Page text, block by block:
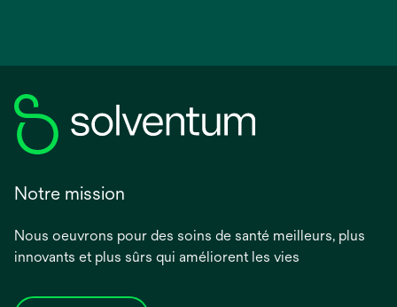
Notre mission
Nous oeuvrons pour des soins de santé meilleurs, plus
innovants et plus sûrs qui améliorent les vies